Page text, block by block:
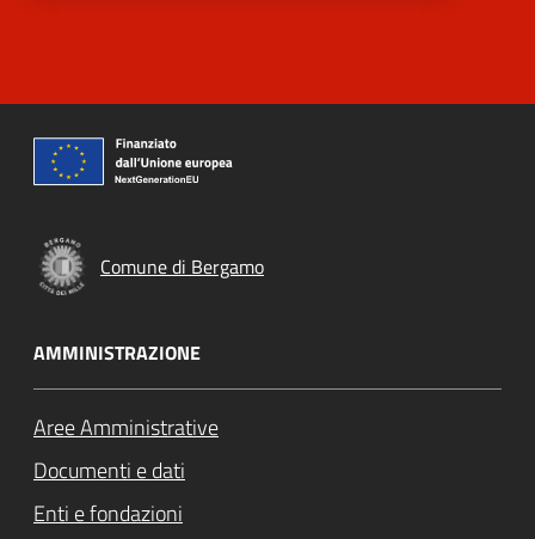
Comune di Bergamo
AMMINISTRAZIONE
Aree Amministrative
Documenti e dati
Enti e fondazioni